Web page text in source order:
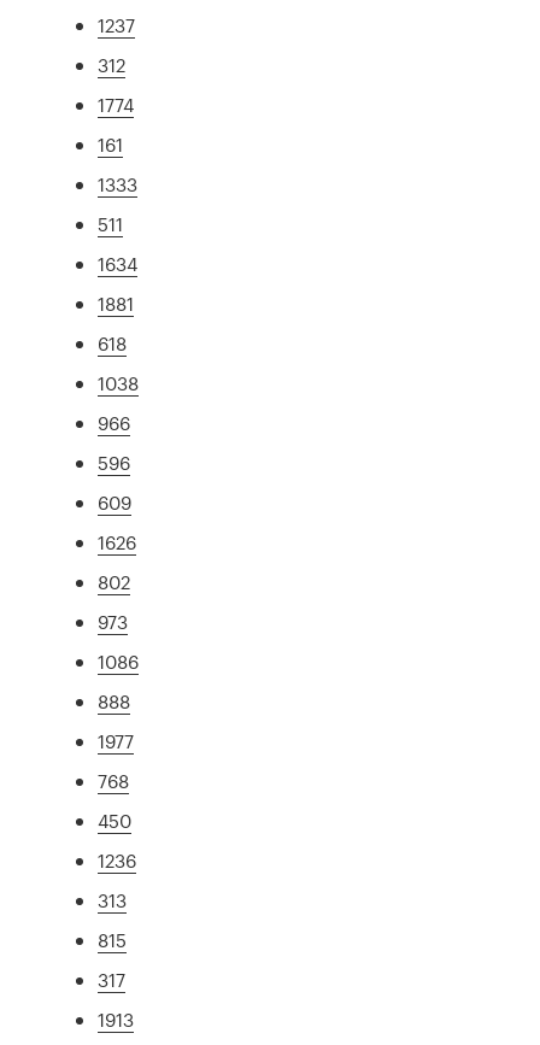
1237
312
1774
161
1333
511
1634
1881
618
1038
966
596
609
1626
802
973
1086
888
1977
768
450
1236
313
815
317
1913